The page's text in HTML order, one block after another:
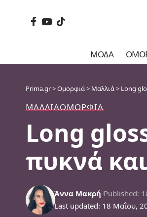
ΜΌΔΑ
Prima.gr>Ομορφιά> Μαλλιά> Long
ΜΑΛΛΙΆΟΜΟΡΦΙΆ
Long
πυκνά
Last updated: 18 Μαΐου,
Άννα Μακρή Published: